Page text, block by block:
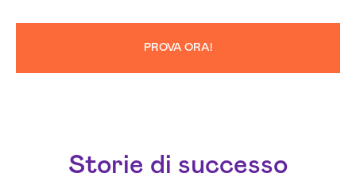
PROVA ORA!
Storie di successo